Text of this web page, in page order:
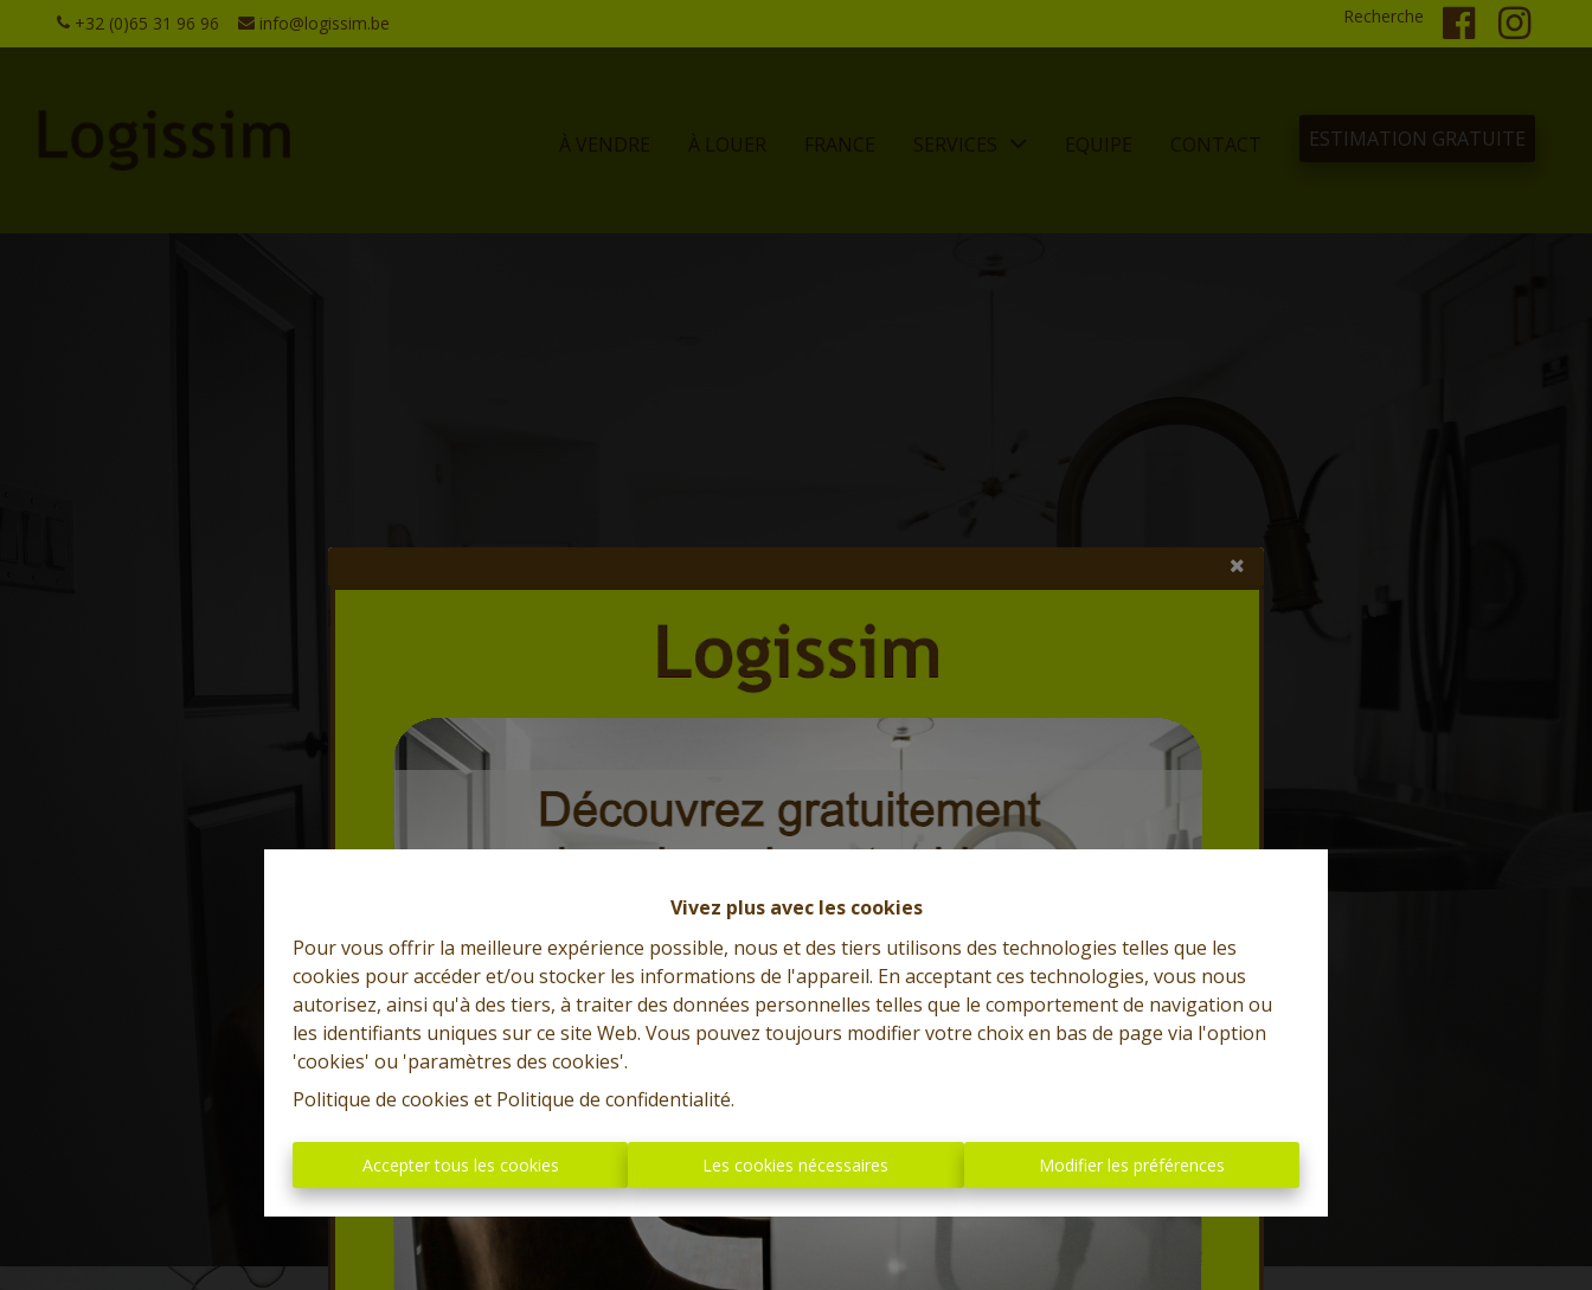
Vivez plus avec les cookies
Pour vous offrir la meilleure expérience possible, nous et des tiers utilisons des technologies telles que les
cookies pour accéder et/ou stocker les informations de l'appareil. En acceptant ces technologies, vous nous
autorisez, ainsi qu'à des tiers, à traiter des données personnelles telles que le comportement de navigation ou
les identifiants uniques sur ce site Web. Vous pouvez toujours modifier votre choix en bas de page via l'option
'cookies' ou 'paramètres des cookies'.
Politique de cookies et Politique de confidentialité.
Accepter tous les cookies Les cookies nécessaires Modifier les préférences
+32 (0)65 31 96 96 info@logissim.be Recherche
À VENDRE À LOUER FRANCE SERVICES EQUIPE CONTACT ESTIMATION GRATUITE
Et l'immobilier s'exprime